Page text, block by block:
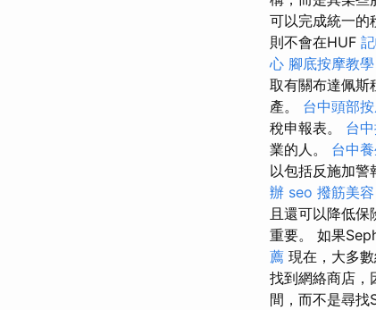
可以完成統一的
則不會在HUF
心 腳底按摩教學
取有關布達佩斯
產。 台中頭部
稅申報表。 台
業的人。 台中
以包括反施加警
辦 seo 撥筋美容
且還可以降低保
重要。 如果
薦 現在，大多
找到網絡商店，
間，而不是尋找